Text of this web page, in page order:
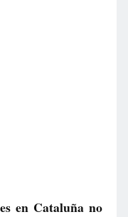
en Cataluña no